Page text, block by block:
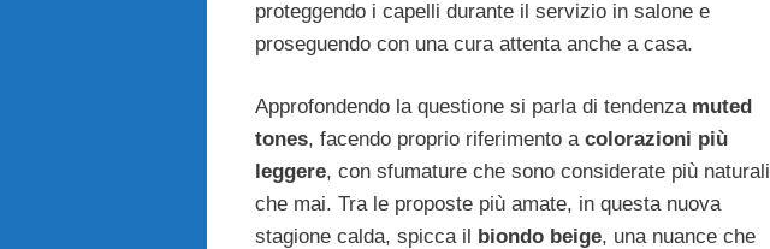
proteggendo i capelli durante il servizio in salone e
proseguendo con una cura attenta anche a casa.
Approfondendo la questione si parla di tendenza muted
tones, facendo proprio riferimento a colorazioni più
leggere, con sfumature che sono considerate più naturali
che mai. Tra le proposte più amate, in questa nuova
stagione calda, spicca il biondo beige, una nuance che